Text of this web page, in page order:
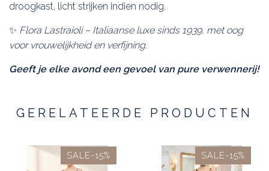
droogkast, licht strijken indien nodig.
✨ Flora Lastraioli – Italiaanse luxe sinds 1939, met oog
voor vrouwelijkheid en verfijning.
Geeft je elke avond een gevoel van pure verwennerij!
GERELATEERDE PRODUCTEN
SALE-15% SALE-15%